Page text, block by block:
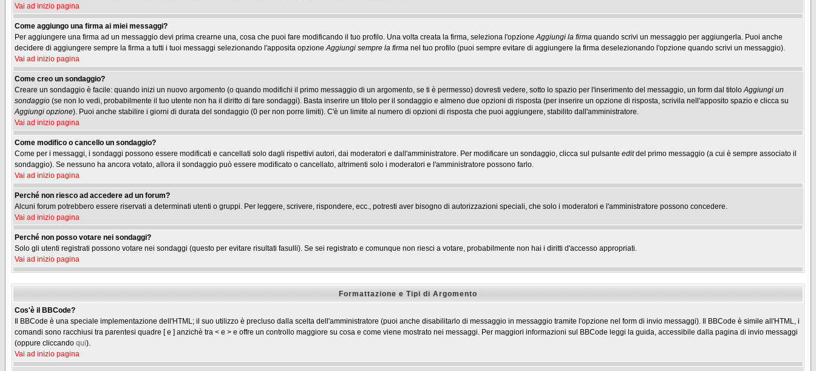
Vai ad inizio pagina
Come aggiungo una firma ai miei messaggi?
Per aggiungere una firma ad un messaggio devi prima crearne una, cosa che puoi fare modificando il tuo profilo. Una volta creata la firma, seleziona l'opzioneAggiungi la firma quando scrivi un messaggio per aggiungerla. Puoi anche
decidere di aggiungere sempre la firma a tutti i tuoi messaggi selezionando l'apposita opzioneAggiungi sempre la firma nel tuo profilo (puoi sempre evitare di aggiungere la firma deselezionando l'opzione quando scrivi un messaggio).
Vai ad inizio pagina
Come creo un sondaggio?
Creare un sondaggio è facile: quando inizi un nuovo argomento (o quando modifichi il primo messaggio di un argomento, se ti è permesso) dovresti vedere, sotto lo spazio per l'inserimento del messaggio, un form dal titoloAggiungi un
sondaggio (se non lo vedi, probabilmente il tuo utente non ha il diritto di fare sondaggi). Basta inserire un titolo per il sondaggio e almeno due opzioni di risposta (per inserire un opzione di risposta, scrivila nell'apposito spazio e clicca su
Aggiungi opzione). Puoi anche stabilire i giorni di durata del sondaggio (0 per non porre limiti). C'è un limite al numero di opzioni di risposta che puoi aggiungere, stabilito dall'amministratore.
Vai ad inizio pagina
Come modifico o cancello un sondaggio?
Come per i messaggi, i sondaggi possono essere modificati e cancellati solo dagli rispettivi autori, dai moderatori e dall'amministratore. Per modificare un sondaggio, clicca sul pulsante editdel primo messaggio (a cui è sempre associato il
sondaggio). Se nessuno ha ancora votato, allora il sondaggio può essere modificato o cancellato, altrimenti solo i moderatori e l'amministratore possono farlo.
Vai ad inizio pagina
Perché non riesco ad accedere ad un forum?
Alcuni forum potrebbero essere riservati a determinati utenti o gruppi. Per leggere, scrivere, rispondere, ecc., potresti aver bisogno di autorizzazioni speciali, che solo i moderatori e l'amministratore possono concedere.
Vai ad inizio pagina
Perché non posso votare nei sondaggi?
Solo gli utenti registrati possono votare nei sondaggi (questo per evitare risultati fasulli). Se sei registrato e comunque non riesci a votare, probabilmente non hai i diritti d'accesso appropriati.
Vai ad inizio pagina
Formattazione e Tipi di Argomento
Cos'è il BBCode?
Il BBCode è una speciale implementazione dell'HTML; il suo utilizzo è precluso dalla scelta dell'amministratore (puoi anche disabilitarlo di messaggio in messaggio tramite l'opzione nel form di invio messaggi). Il BBCode è simile all'HTML, i
comandi sono racchiusi tra parentesi quadre [ e ] anzichè tra < e > e offre un controllo maggiore su cosa e come viene mostrato nei messaggi. Per maggiori informazioni sul BBCode leggi la guida, accessibile dalla pagina di invio messaggi
(oppure cliccando qui).
Vai ad inizio pagina